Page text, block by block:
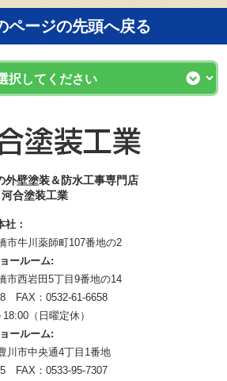
ページの先頭へ戻る
外壁塗装＆防水工事専門店
合塗装工業
社：
市牛川薬師町107番地の2
ールーム:
市西岩田5丁目9番地の14
FAX：0532-61-6658
（日曜定休）
ールーム:
川市中央通4丁目1番地
FAX：0533-95-7307